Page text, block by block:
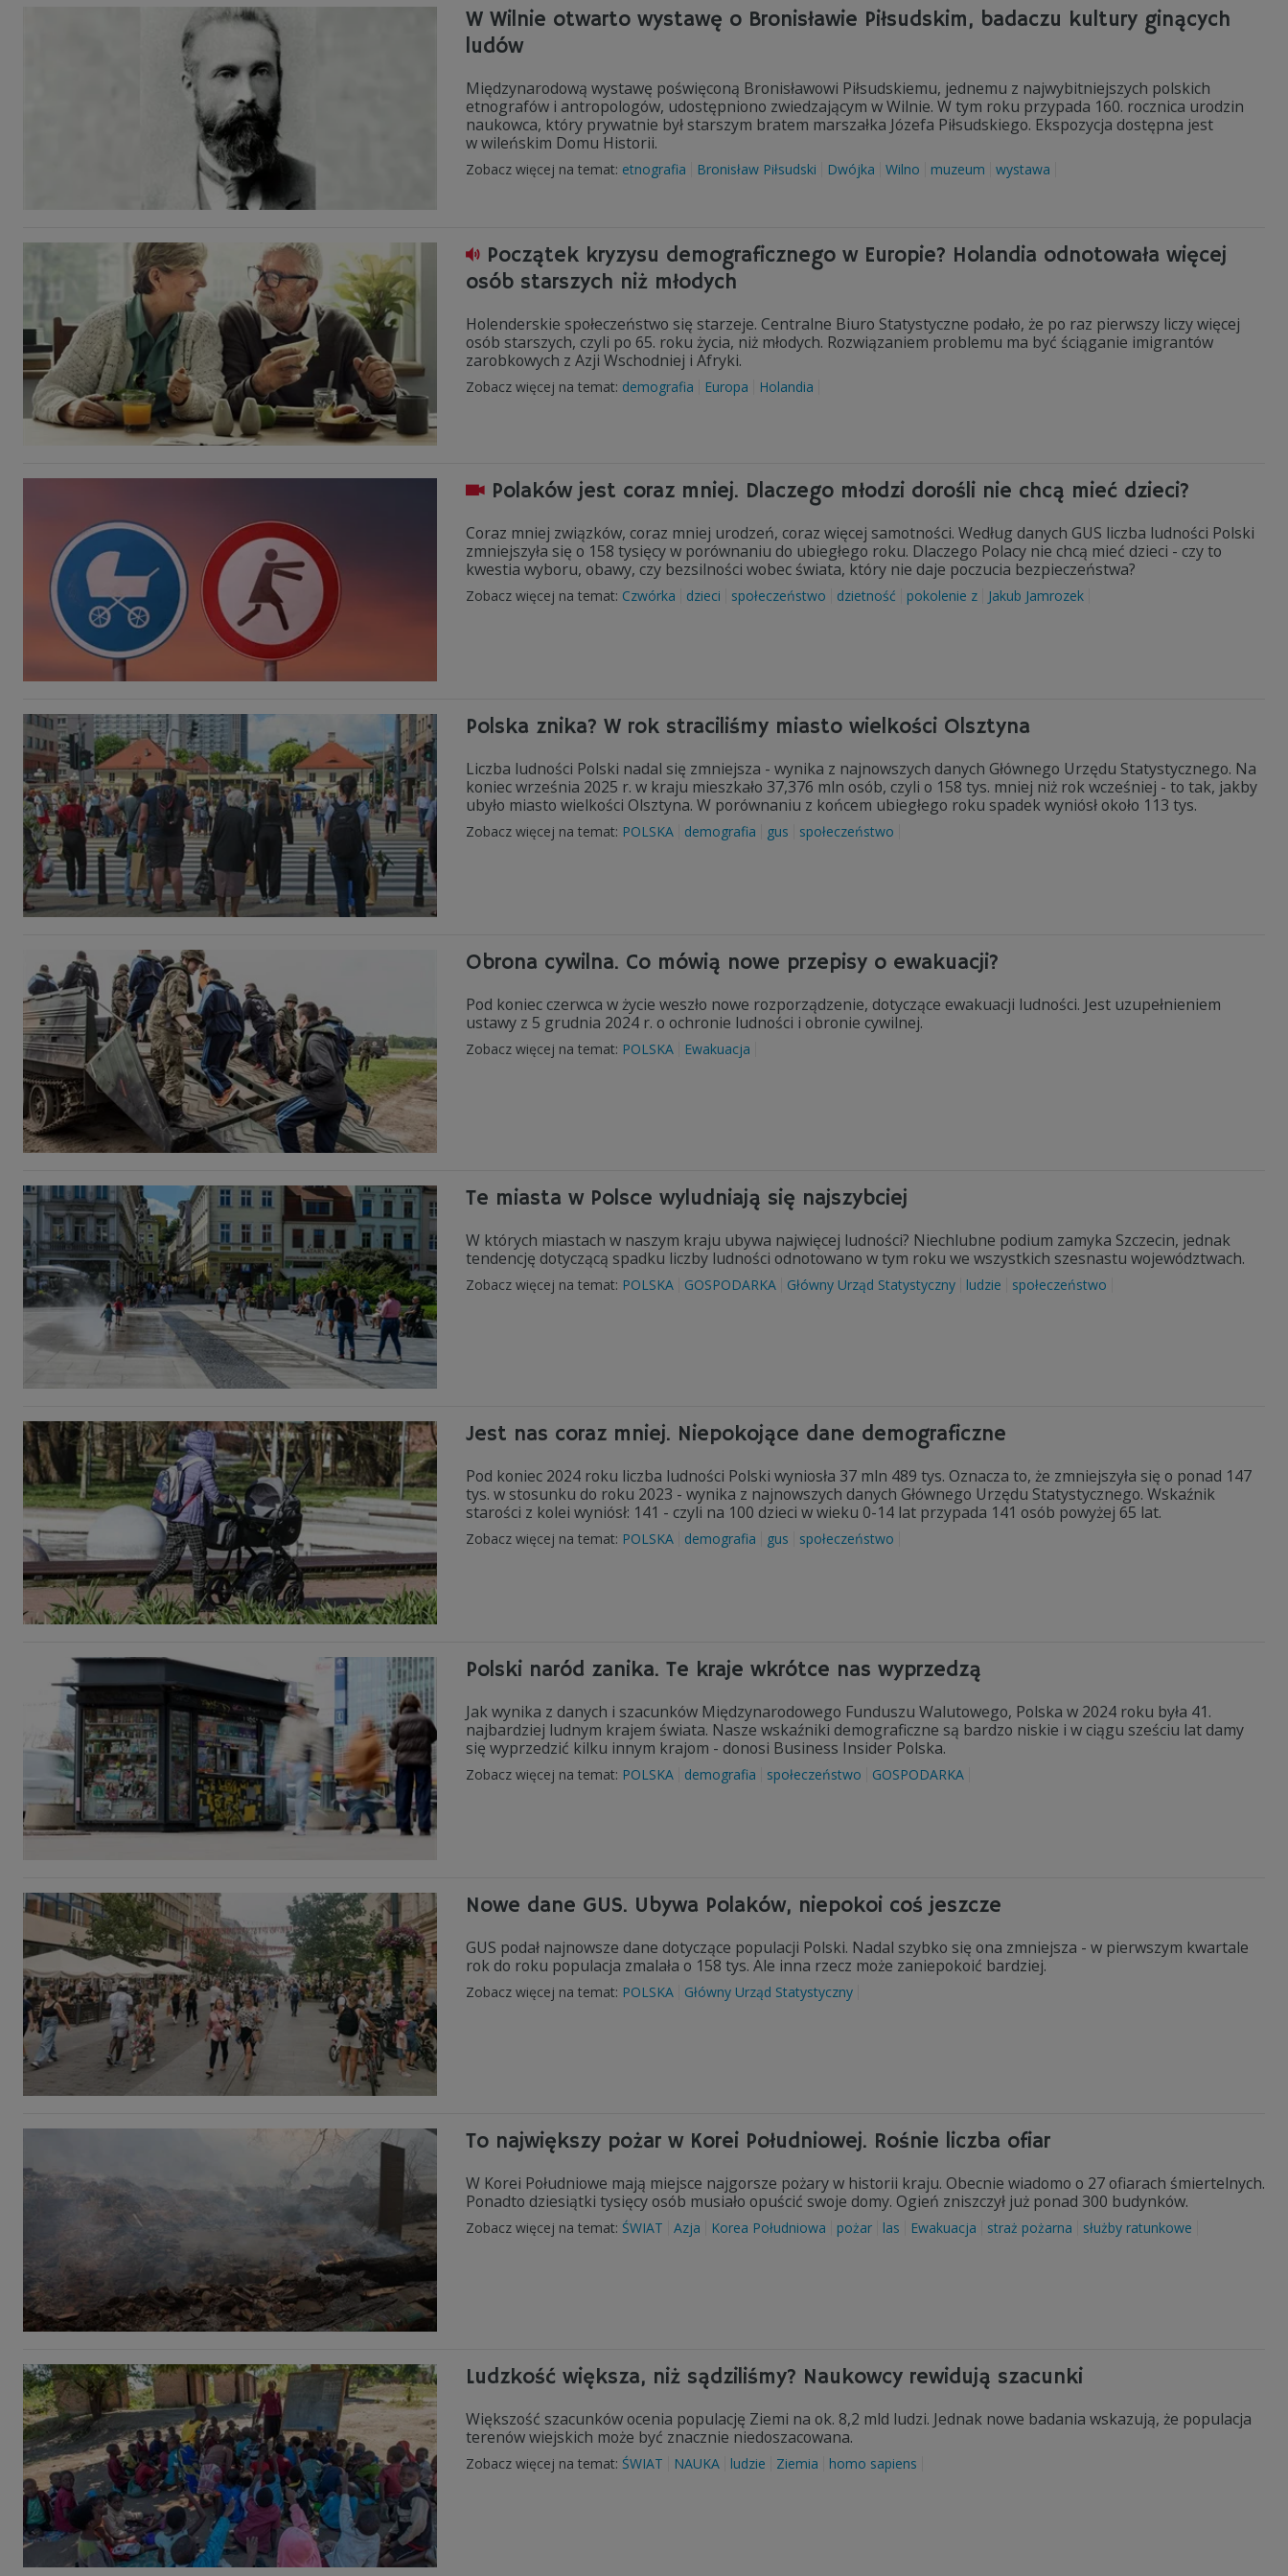
W Wilnie otwarto wystawę o Bronisławie Piłsudskim, badaczu kultury ginących
ludów
Międzynarodową wystawę poświęconą Bronisławowi Piłsudskiemu, jednemu z najwybitniejszych polskich
etnografów i antropologów, udostępniono zwiedzającym w Wilnie. W tym roku przypada 160. rocznica urodzin
naukowca, który prywatnie był starszym bratem marszałka Józefa Piłsudskiego. Ekspozycja dostępna jest
w wileńskim Domu Historii.
Zobacz więcej na temat: etnografia Bronisław Piłsudski Dwójka Wilno muzeum wystawa
Początek kryzysu demograficznego w Europie? Holandia odnotowała więcej
osób starszych niż młodych
Holenderskie społeczeństwo się starzeje. Centralne Biuro Statystyczne podało, że po raz pierwszy liczy więcej
osób starszych, czyli po 65. roku życia, niż młodych. Rozwiązaniem problemu ma być ściąganie imigrantów
zarobkowych z Azji Wschodniej i Afryki.
Zobacz więcej na temat: demografia Europa Holandia
Polaków jest coraz mniej. Dlaczego młodzi dorośli nie chcą mieć dzieci?
Coraz mniej związków, coraz mniej urodzeń, coraz więcej samotności. Według danych GUS liczba ludności Polski
zmniejszyła się o 158 tysięcy w porównaniu do ubiegłego roku. Dlaczego Polacy nie chcą mieć dzieci - czy to
kwestia wyboru, obawy, czy bezsilności wobec świata, który nie daje poczucia bezpieczeństwa?
Zobacz więcej na temat: Czwórka dzieci społeczeństwo dzietność pokolenie z Jakub Jamrozek
Polska znika? W rok straciliśmy miasto wielkości Olsztyna
Liczba ludności Polski nadal się zmniejsza - wynika z najnowszych danych Głównego Urzędu Statystycznego. Na
koniec września 2025 r. w kraju mieszkało 37,376 mln osób, czyli o 158 tys. mniej niż rok wcześniej - to tak, jakby
ubyło miasto wielkości Olsztyna. W porównaniu z końcem ubiegłego roku spadek wyniósł około 113 tys.
Zobacz więcej na temat: POLSKA demografia gus społeczeństwo
Obrona cywilna. Co mówią nowe przepisy o ewakuacji?
Pod koniec czerwca w życie weszło nowe rozporządzenie, dotyczące ewakuacji ludności. Jest uzupełnieniem
ustawy z 5 grudnia 2024 r. o ochronie ludności i obronie cywilnej.
Zobacz więcej na temat: POLSKA Ewakuacja
Te miasta w Polsce wyludniają się najszybciej
W których miastach w naszym kraju ubywa najwięcej ludności? Niechlubne podium zamyka Szczecin, jednak
tendencję dotyczącą spadku liczby ludności odnotowano w tym roku we wszystkich szesnastu województwach.
Zobacz więcej na temat: POLSKA GOSPODARKA Główny Urząd Statystyczny ludzie społeczeństwo
Jest nas coraz mniej. Niepokojące dane demograficzne
Pod koniec 2024 roku liczba ludności Polski wyniosła 37 mln 489 tys. Oznacza to, że zmniejszyła się o ponad 147
tys. w stosunku do roku 2023 - wynika z najnowszych danych Głównego Urzędu Statystycznego. Wskaźnik
starości z kolei wyniósł: 141 - czyli na 100 dzieci w wieku 0-14 lat przypada 141 osób powyżej 65 lat.
Zobacz więcej na temat: POLSKA demografia gus społeczeństwo
Polski naród zanika. Te kraje wkrótce nas wyprzedzą
Jak wynika z danych i szacunków Międzynarodowego Funduszu Walutowego, Polska w 2024 roku była 41.
najbardziej ludnym krajem świata. Nasze wskaźniki demograficzne są bardzo niskie i w ciągu sześciu lat damy
się wyprzedzić kilku innym krajom - donosi Business Insider Polska.
Zobacz więcej na temat: POLSKA demografia społeczeństwo GOSPODARKA
Nowe dane GUS. Ubywa Polaków, niepokoi coś jeszcze
GUS podał najnowsze dane dotyczące populacji Polski. Nadal szybko się ona zmniejsza - w pierwszym kwartale
rok do roku populacja zmalała o 158 tys. Ale inna rzecz może zaniepokoić bardziej.
Zobacz więcej na temat: POLSKA Główny Urząd Statystyczny
To największy pożar w Korei Południowej. Rośnie liczba ofiar
W Korei Południowe mają miejsce najgorsze pożary w historii kraju. Obecnie wiadomo o 27 ofiarach śmiertelnych.
Ponadto dziesiątki tysięcy osób musiało opuścić swoje domy. Ogień zniszczył już ponad 300 budynków.
Zobacz więcej na temat: ŚWIAT Azja Korea Południowa pożar las Ewakuacja straż pożarna służby ratunkowe
Ludzkość większa, niż sądziliśmy? Naukowcy rewidują szacunki
Większość szacunków ocenia populację Ziemi na ok. 8,2 mld ludzi. Jednak nowe badania wskazują, że populacja
terenów wiejskich może być znacznie niedoszacowana.
Zobacz więcej na temat: ŚWIAT NAUKA ludzie Ziemia homo sapiens